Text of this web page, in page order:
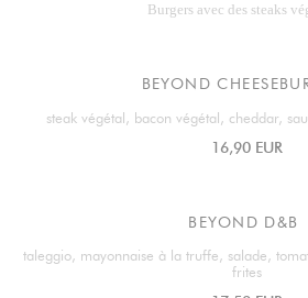
Burgers avec des steaks
BEYOND
steak végétal, bacon végétal, cheddar,
16,90 EUR
BEYOND D&B
taleggio, mayonnaise à la truffe, salade,
frites